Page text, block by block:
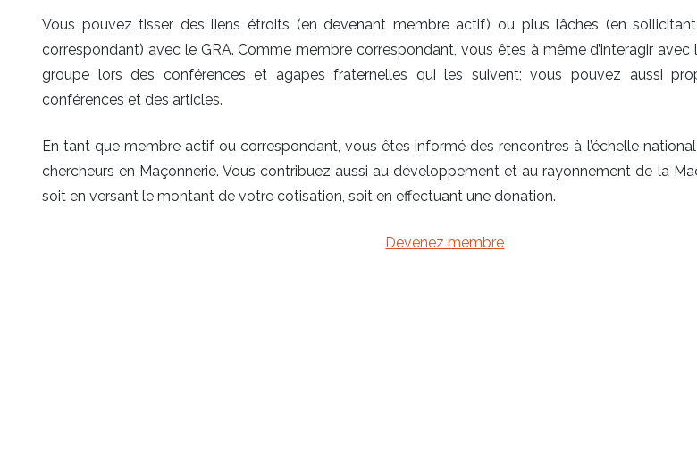
Vous pouvez tisser des liens étroits (en devenant membre actif) ou plus lâches (en
correspondant) avec le GRA. Comme membre correspondant, vous êtes à même d’interagir
groupe lors des conférences et agapes fraternelles qui les suivent; vous pouvez aussi
conférences et des articles.
En tant que membre actif ou correspondant, vous êtes informé des rencontres à l’échelle
chercheurs en Maçonnerie. Vous contribuez aussi au développement et au rayonnement de la
soit en versant le montant de votre cotisation, soit en effectuant une donation.
Devenez membre